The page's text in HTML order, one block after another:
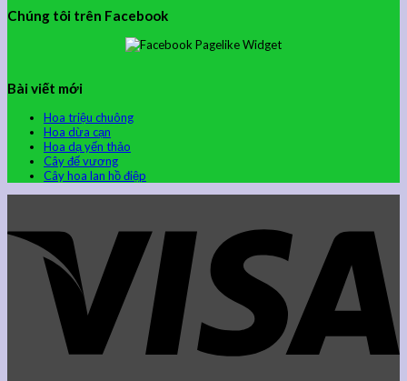
Chúng tôi trên Facebook
Bài viết mới
Hoa triệu chuông
Hoa dừa cạn
Hoa dạ yến thảo
Cây đế vương
Cây hoa lan hồ điệp